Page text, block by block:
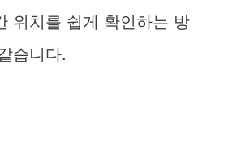
위치를 쉽게 확인하는 방
습니다.